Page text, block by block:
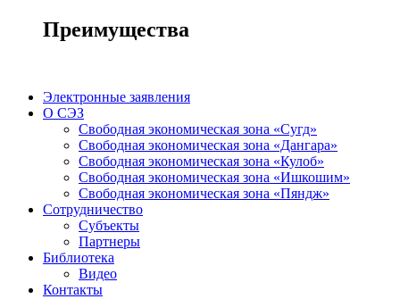
Преимущества
Электронные заявления
О СЭЗ
Свободная экономическая зона «Сугд»
Свободная экономическая зона «Дангара»
Свободная экономическая зона «Кулоб»
Свободная экономическая зона «Ишкошим»
Свободная экономическая зона «Пяндж»
Сотрудничество
Субъекты
Партнеры
Библиотека
Видео
Контакты